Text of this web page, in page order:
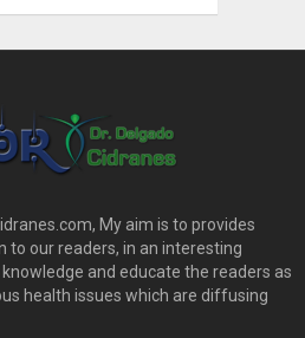
My aim is to provides
our readers, in an interesting
and educate the readers as
health issues which are diffusing